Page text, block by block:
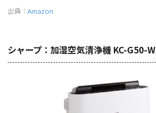
出典： Amazon
シャープ：加湿空気清浄機 KC-G50-W